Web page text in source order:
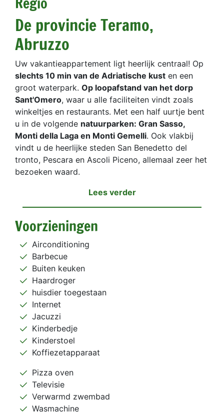
De provincie Teramo,
Abruzzo
Uw vakantieappartement ligt heerlijk centraal! Op
slechts 10 min van de Adriatische kust en een
groot waterpark. Op loopafstand van het dorp
Sant'Omero, waar u alle faciliteiten vindt zoals
winkeltjes en restaurants. Met een half uurtje bent
u in de volgende natuurparken: Gran Sasso,
Monti della Laga en Monti Gemelli. Ook vlakbij
vindt u de heerlijke steden San Benedetto del
tronto, Pescara en Ascoli Piceno, allemaal zeer het
bezoeken waard.
Lees verder
Voorzieningen
Airconditioning
Barbecue
Buiten keuken
Haardroger
huisdier toegestaan
Internet
Jacuzzi
Kinderbedje
Kinderstoel
Koffiezetapparaat
Pizza oven
Televisie
Verwarmd zwembad
Wasmachine